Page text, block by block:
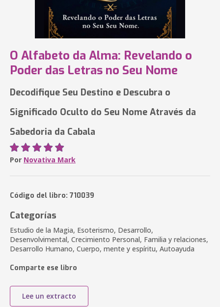
O Alfabeto da Alma: Revelando o
Poder das Letras no Seu Nome
Decodifique Seu Destino e Descubra o
Significado Oculto do Seu Nome Através da
Sabedoria da Cabala
Por Novativa Mark
Código del libro: 710039
Categorías
Estudio de la Magia, Esoterismo, Desarrollo,
Desenvolvimental, Crecimiento Personal, Familia y relaciones,
Desarrollo Humano, Cuerpo, mente y espíritu, Autoayuda
Comparte ese libro
Lee un extracto